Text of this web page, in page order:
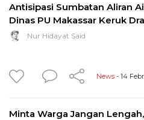
Antisipasi Sumbatan Aliran
Dinas PU Makassar Keruk
Nur Hidayat Said
News - 14
Minta Warga Jangan